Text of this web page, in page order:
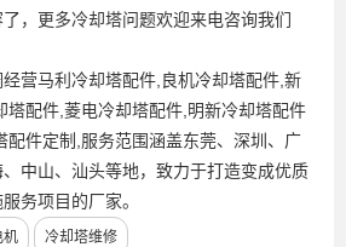
，更多冷却塔问题欢迎来电咨询我们
营马利冷却塔配件,良机冷却塔配件,新
塔配件,菱电冷却塔配件,明新冷却塔配件
配件定制,服务范围涵盖东莞、深圳、广
中山、汕头等地，致力于打造变成优质
务项目的厂家。
机 冷却塔维修